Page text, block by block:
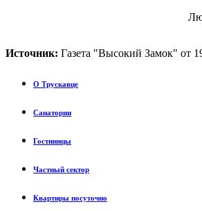
Источник: Газета "Высокий Замок" от
О Трускавце
Санатории
Гостиницы
Частный сектор
Квартиры посуточно